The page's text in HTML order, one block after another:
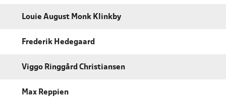
Louie August Monk Klinkby
Frederik Hedegaard
Viggo Ringgård Christiansen
Max Reppien